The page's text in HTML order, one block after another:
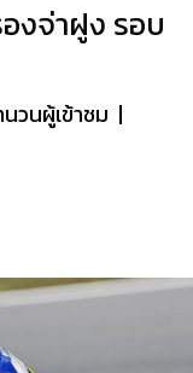
งจ่าฝูง รอบ
นวนผู้เข้าชม |